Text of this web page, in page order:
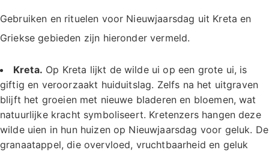
Gebruiken en rituelen voor Nieuwjaarsdag uit Kreta en
Griekse gebieden zijn hieronder vermeld.
Kreta. Op Kreta lijkt de wilde ui op een grote ui, is
giftig en veroorzaakt huiduitslag. Zelfs na het uitgraven
blijft het groeien met nieuwe bladeren en bloemen, wat
natuurlijke kracht symboliseert. Kretenzers hangen deze
wilde uien in hun huizen op Nieuwjaarsdag voor geluk. De
granaatappel, die overvloed, vruchtbaarheid en geluk